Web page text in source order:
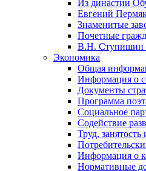
Из династии
Евгений
Знаменитые
Почетные
В.Н. Ступишин
Экономика
Общая
Информация о
Документы
Программа
Социальное
Содействие
Труд, занятость
Информация о
Нормативные